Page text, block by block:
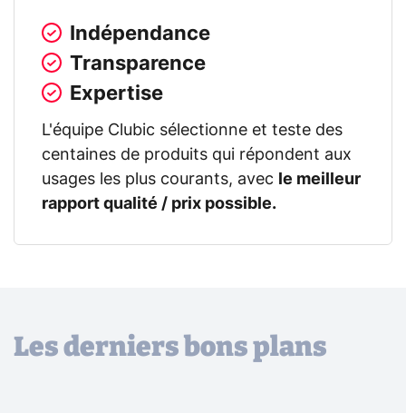
Indépendance
Transparence
Expertise
L'équipe Clubic sélectionne et teste des
centaines de produits qui répondent aux
usages les plus courants, avec
le meilleur
rapport qualité / prix possible.
Les derniers bons plans